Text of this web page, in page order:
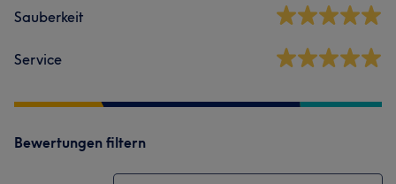
Sauberkeit
Service
Bewertungen filtern